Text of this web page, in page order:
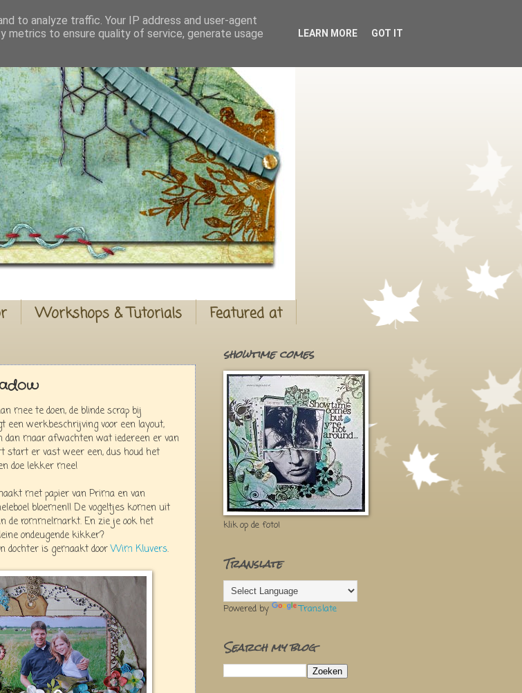
Workshops & Tutorials Featured at
mee te doen, de blinde scrap bij
een werkbeschrijving voor een layout,
dan maar afwachten wat iedereen er van
start er vast weer een, dus houd het
doe lekker mee!
met papier van Prima en van
bloemen!! De vogeltjes komen uit
de rommelmarkt. En zie je ook het
ondeugende kikker?
dochter is gemaakt doorWim Kluvers.
showtime comes
klik op de foto!
Translate
Powered by Translate
Search my blog
to analyze traffic. Your IP address and user-agent
metrics to ensure quality of service, generate usage
LEARN MORE GOT IT